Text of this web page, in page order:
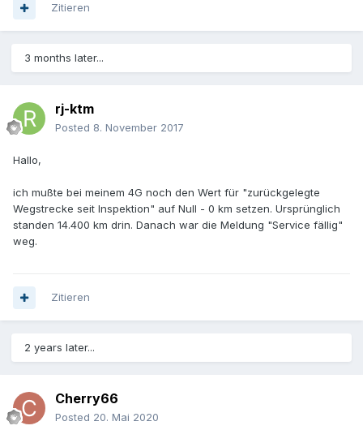
Zitieren
3 months later...
rj-ktm
Posted 8. November 2017
Hallo,
ich mußte bei meinem 4G noch den Wert für "zurückgelegte
Wegstrecke seit Inspektion" auf Null - 0 km setzen. Ursprünglich
standen 14.400 km drin. Danach war die Meldung "Service fällig"
weg.
Zitieren
2 years later...
Cherry66
Posted 20. Mai 2020